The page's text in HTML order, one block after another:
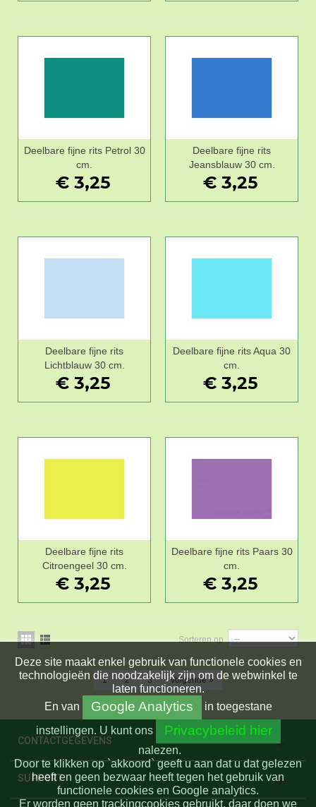
Deelbare fijne rits Petrol 30
cm.
€ 3,25
Deelbare fijne rits
Jeansblauw 30 cm.
€ 3,25
Deelbare fijne rits
Lichtblauw 30 cm.
€ 3,25
Deelbare fijne rits Aqua 30
cm.
€ 3,25
Deelbare fijne rits
Citroengeel 30 cm.
€ 3,25
Deelbare fijne rits Paars 30
cm.
€ 3,25
Sorteren op
1 2 3 Volgende»
CONTACTGEGEVENS
SUPPORT
Deze site maakt enkel gebruik van functionele cookies en
technologieën die noodzakelijk zijn om de webwinkel te
laten functioneren.
En van Google Analytics
in toegestane
instellingen. U kunt ons Privacybeleid hier
nalezen.
Door te klikken op `akkoord` geeft u aan dat u dat gelezen
heeft en geen bezwaar heeft tegen het gebruik van
functionele cookies en Google analytics.
Er worden geen trackingcookies gebruikt, daar doen we